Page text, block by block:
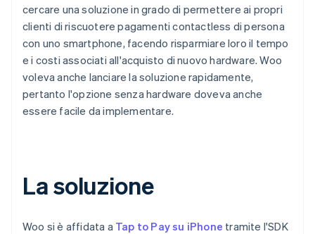
cercare una soluzione in grado di permettere ai propri
clienti di riscuotere pagamenti contactless di persona
con uno smartphone, facendo risparmiare loro il tempo
e i costi associati all'acquisto di nuovo hardware. Woo
voleva anche lanciare la soluzione rapidamente,
pertanto l'opzione senza hardware doveva anche
essere facile da implementare.
La soluzione
Woo si è affidata a Tap to Pay su iPhone tramite l'SDK